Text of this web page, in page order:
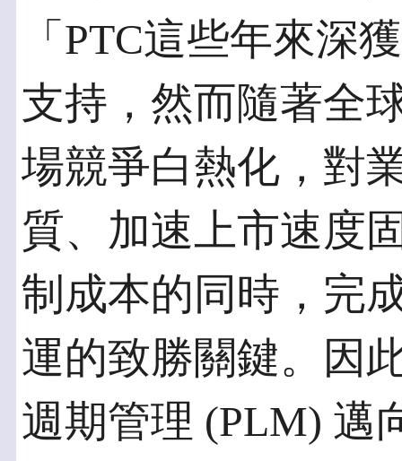
「PTC這些年來深
支持，然而隨著全
場競爭白熱化，對
質、加速上市速度
制成本的同時，完
運的致勝關鍵。因
週期管理 (PLM) 邁